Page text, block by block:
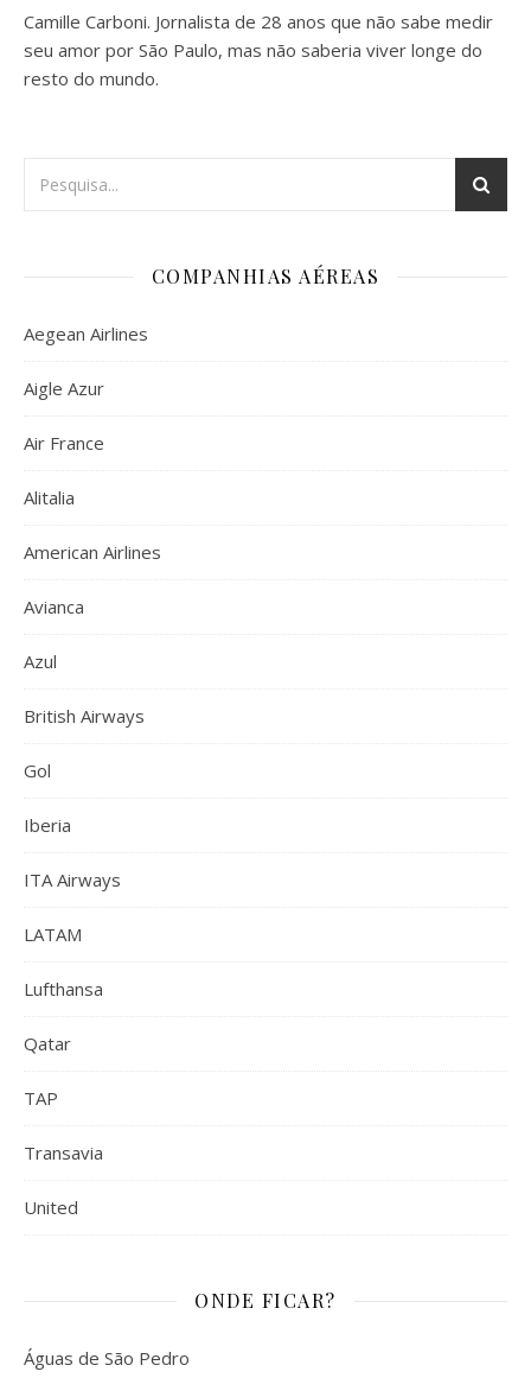
Camille Carboni. Jornalista de 28 anos que não sabe medir
seu amor por São Paulo, mas não saberia viver longe do
resto do mundo.
COMPANHIAS AÉREAS
Aegean Airlines
Aigle Azur
Air France
Alitalia
American Airlines
Avianca
Azul
British Airways
Gol
Iberia
ITA Airways
LATAM
Lufthansa
Qatar
TAP
Transavia
United
ONDE FICAR?
Águas de São Pedro